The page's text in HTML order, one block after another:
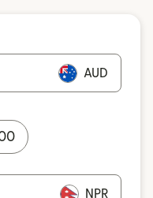
AUD
NPR